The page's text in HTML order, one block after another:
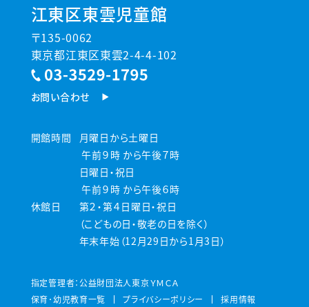
江東区東雲児童館
〒135-0062
東京都江東区東雲2-4-4-102
お問い合わせ
開館時間
月曜日から土曜日
午前９時 から午後７時
日曜日・祝日
午前９時 から午後６時
休館日
第２・第４日曜日・祝日
（こどもの日・敬老の日を除く）
年末年始（12月29日から1月3日）
指定管理者：公益財団法人東京ＹＭＣＡ
保育･幼児教育一覧
プライバシーポリシー 採用情報